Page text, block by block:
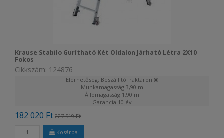
Krause Stabilo Gurítható Két Oldalon Járható Létra 2X10
Fokos
Cikkszám: 124876
Elérhetőség: Beszállítói raktáron
Munkamagasság 3,90 m
Állómagasság 1,90 m
Garancia 10 év
182 020 Ft 227 519 Ft
Kosárba